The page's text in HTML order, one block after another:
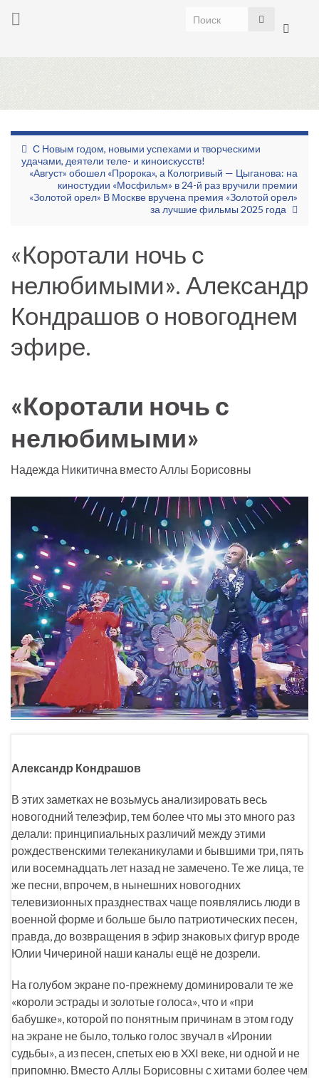
Toggle
С Новым годом, новыми успехами и творческими
удачами, деятели теле- и киноискусств!
«Август» обошел «Пророка», а Кологривый — Цыганова: на
киностудии «Мосфильм» в 24-й раз вручили премии
«Золотой орел» В Москве вручена премия «Золотой орел»
за лучшие фильмы 2025 года
«Коротали ночь с
нелюбимыми». Александр
Кондрашов о новогоднем
эфире.
«Коротали ночь с
нелюбимыми»
Надежда Никитична вместо Аллы Борисовны
Александр Кондрашов
В этих заметках не возьмусь анализировать весь
новогодний телеэфир, тем более что мы это много раз
делали: принципиальных различий между этими
рождественскими телеканикулами и бывшими три, пять
или восемнадцать лет назад не замечено. Те же лица, те
же песни, впрочем, в нынешних новогодних
телевизионных празднествах чаще появлялись люди в
военной форме и больше было патриотических песен,
правда, до возвращения в эфир знаковых фигур вроде
Юлии Чичериной наши каналы ещё не дозрели.
На голубом экране по-прежнему доминировали те же
«короли эстрады и золотые голоса», что и «при
бабушке», которой по понятным причинам в этом году
на экране не было, только голос звучал в «Иронии
судьбы», а из песен, спетых ею в XXI веке, ни одной и не
припомню. Вместо Аллы Борисовны с хитами более чем